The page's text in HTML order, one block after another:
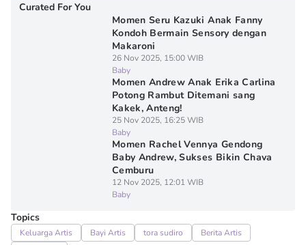
Curated For You
Momen Seru Kazuki Anak Fanny
Kondoh Bermain Sensory dengan
Makaroni
26 Nov 2025, 15:00 WIB
Baby
Momen Andrew Anak Erika Carlina
Potong Rambut Ditemani sang
Kakek, Anteng!
25 Nov 2025, 16:25 WIB
Baby
Momen Rachel Vennya Gendong
Baby Andrew, Sukses Bikin Chava
Cemburu
12 Nov 2025, 12:01 WIB
Baby
Topics
Keluarga Artis Bayi Artis tora sudiro
Berita Artis